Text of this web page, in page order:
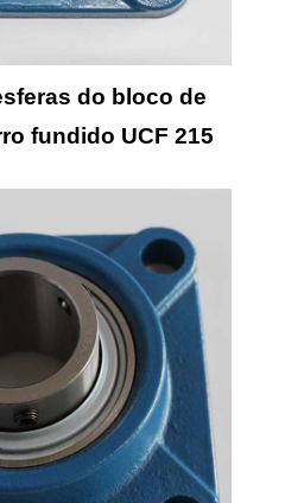
do bloco de
fundido UCF 215